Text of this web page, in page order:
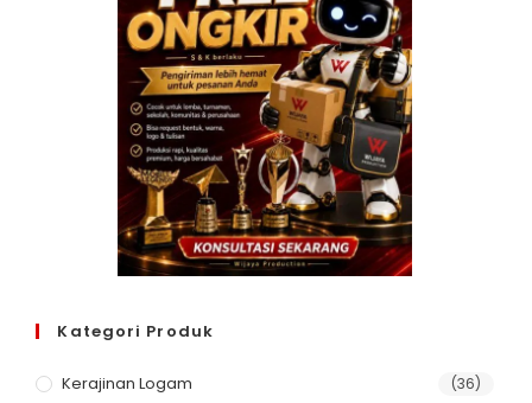
Kategori Produk
Kerajinan Logam (36)